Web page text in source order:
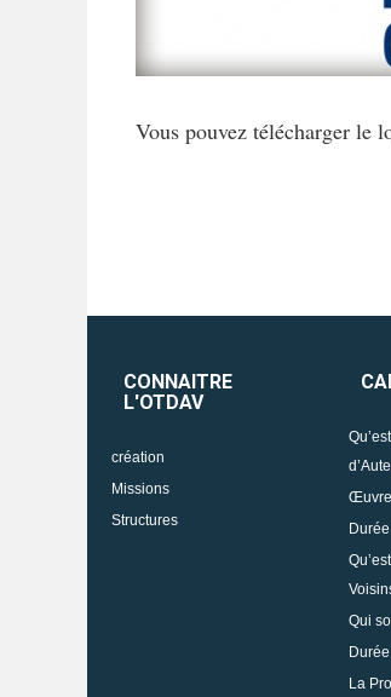
Vous pouvez télécharger le
CONNAITRE
L'OTDAV
création
Missions
Structures
Qui
La